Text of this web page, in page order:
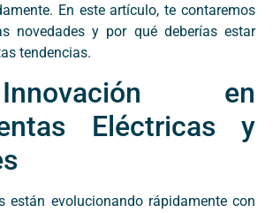
En este artículo, te contaremos
novedades y por qué deberías estar
tendencias.
en
Eléctricas y
están evolucionando rápidamente con